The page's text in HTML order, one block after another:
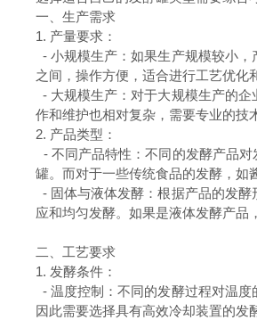
一、生产需求
1. 产量要求：
- 小规模生产：如果生产规模较小
之间，操作方便，适合进行工艺优化
- 大规模生产：对于大规模生产的
作和维护也相对复杂，需要专业的技
2. 产品类型：
- 不同产品特性：不同的发酵产品
罐。而对于一些传统食品的发酵，如
- 固体与液体发酵：根据产品的发
应和均匀发酵。如果是液体发酵产品
二、工艺要求
1. 发酵条件：
- 温度控制：不同的发酵过程对温
因此需要选择具有高效冷却装置的发